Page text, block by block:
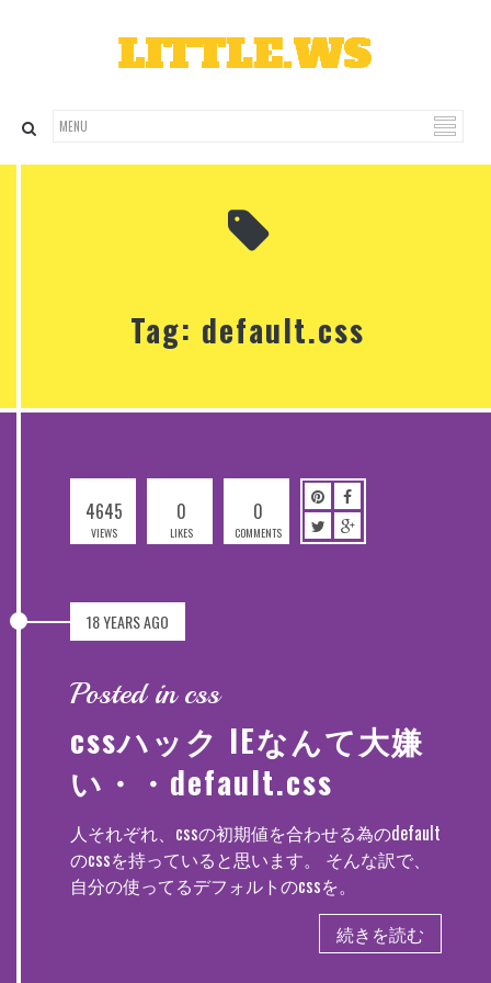
Tag: default.css
4645
VIEWS
0
LIKES
0
COMMENTS
18 YEARS AGO
Posted in css
cssハック IEなんて大嫌
い・・default.css
人それぞれ、cssの初期値を合わせる為のdefault
のcssを持っていると思います。 そんな訳で、
自分の使ってるデフォルトのcssを。
続きを読む